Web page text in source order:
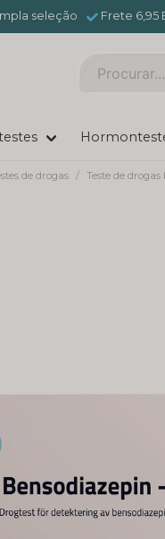
seleção Frete 6,95
de drogas Teste de